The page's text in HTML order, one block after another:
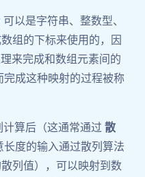
以是字符串、整数型、
组的下标来使用的，因
来完成和数组元素间的
完成这种映射的过程被称
算后（这通常通过散
度的输入通过散列算法
列值），可以映射到数